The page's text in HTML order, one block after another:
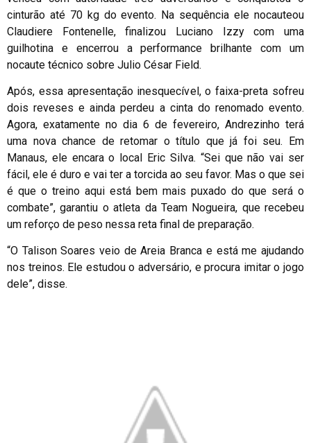
cinturão até 70 kg do evento. Na sequência ele nocauteou
Claudiere Fontenelle, finalizou Luciano Izzy com uma
guilhotina e encerrou a performance brilhante com um
nocaute técnico sobre Julio César Field.
Após, essa apresentação inesquecível, o faixa-preta sofreu
dois reveses e ainda perdeu a cinta do renomado evento.
Agora, exatamente no dia 6 de fevereiro, Andrezinho terá
uma nova chance de retomar o título que já foi seu. Em
Manaus, ele encara o local Eric Silva. “Sei que não vai ser
fácil, ele é duro e vai ter a torcida ao seu favor. Mas o que sei
é que o treino aqui está bem mais puxado do que será o
combate”, garantiu o atleta da Team Nogueira, que recebeu
um reforço de peso nessa reta final de preparação.
“O Talison Soares veio de Areia Branca e está me ajudando
nos treinos. Ele estudou o adversário, e procura imitar o jogo
dele”, disse.